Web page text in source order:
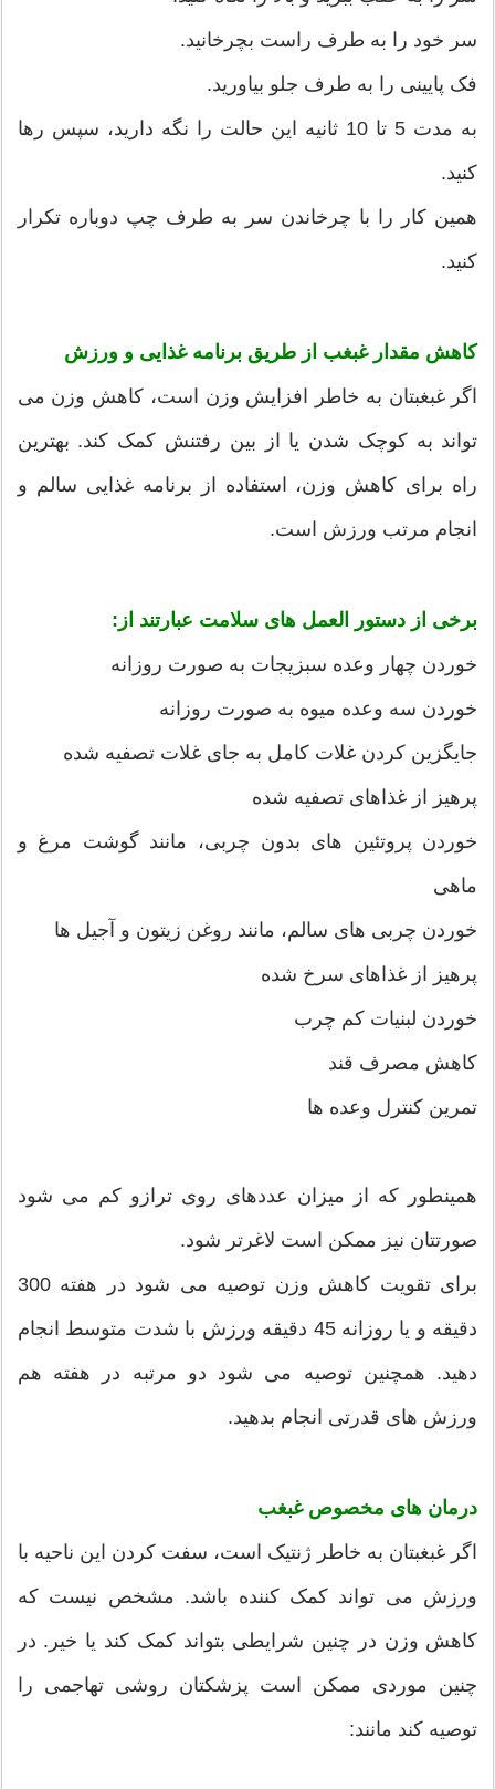
سر خود را به طرف راست بچرخانید.
فک پایینی را به طرف جلو بیاورید.
به مدت 5 تا 10 ثانیه این حالت را نگه دارید، سپس رها
کنید.
همین کار را با چرخاندن سر به طرف چپ دوباره تکرار
کنید.
کاهش مقدار غبغب از طریق برنامه غذایی و ورزش
اگر غبغبتان به خاطر افزایش وزن است، کاهش وزن می
تواند به کوچک شدن یا از بین رفتنش کمک کند. بهترین
راه برای کاهش وزن، استفاده از برنامه غذایی سالم و
انجام مرتب ورزش است.
برخی از دستور العمل های سلامت عبارتند از:
خوردن چهار وعده سبزیجات به صورت روزانه
خوردن سه وعده میوه به صورت روزانه
جایگزین کردن غلات کامل به جای غلات تصفیه شده
پرهیز از غذاهای تصفیه شده
خوردن پروتئین های بدون چربی، مانند گوشت مرغ و
ماهی
خوردن چربی های سالم، مانند روغن زیتون و آجیل ها
پرهیز از غذاهای سرخ شده
خوردن لبنیات کم چرب
کاهش مصرف قند
تمرین کنترل وعده ها
همینطور که از میزان عددهای روی ترازو کم می شود
صورتتان نیز ممکن است لاغرتر شود.
برای تقویت کاهش وزن توصیه می شود در هفته 300
دقیقه و یا روزانه 45 دقیقه ورزش با شدت متوسط انجام
دهید. همچنین توصیه می شود دو مرتبه در هفته هم
ورزش های قدرتی انجام بدهید.
درمان های مخصوص غبغب
اگر غبغبتان به خاطر ژنتیک است، سفت کردن این ناحیه با
ورزش می تواند کمک کننده باشد. مشخص نیست که
کاهش وزن در چنین شرایطی بتواند کمک کند یا خیر. در
چنین موردی ممکن است پزشکتان روشی تهاجمی را
توصیه کند مانند: